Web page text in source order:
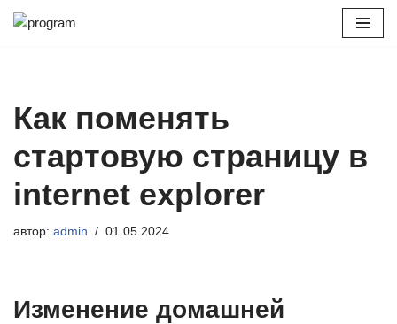
Как поменять
стартовую страницу в
internet explorer
автор: admin 01.05.2024
Изменение домашней